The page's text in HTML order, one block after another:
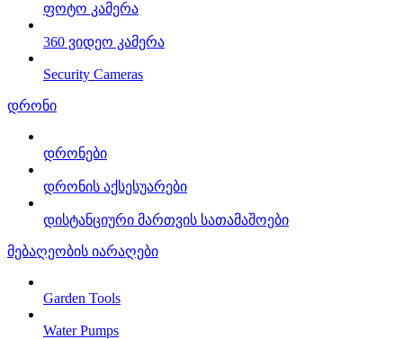
ფოტო კამერა
360 ვიდეო კამერა
Security Cameras
დრონი
დრონები
დრონის აქსესუარები
დისტანციური მართვის სათამაშოები
მებაღეობის იარაღები
Garden Tools
Water Pumps